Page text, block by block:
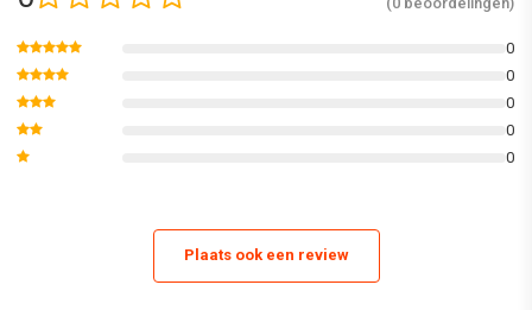
Reflecterende grafische afbeeldingen bieden een clean design
0
0
0
0
0
Plaats ook een review